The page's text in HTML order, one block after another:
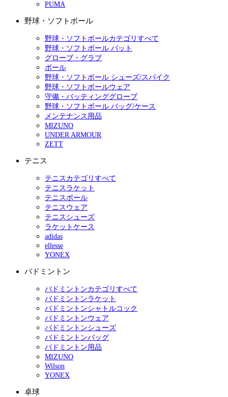
PUMA
野球・ソフトボール
野球・ソフトボールカテゴリすべて
野球・ソフトボール バット
グローブ・グラブ
ボール
野球・ソフトボール シューズ/スパイク
野球・ソフトボールウェア
守備・バッティンググローブ
野球・ソフトボール バッグ/ケース
メンテナンス用品
MIZUNO
UNDER ARMOUR
ZETT
テニス
テニスカテゴリすべて
テニスラケット
テニスボール
テニスウェア
テニスシューズ
ラケットケース
adidas
ellesse
YONEX
バドミントン
バドミントンカテゴリすべて
バドミントンラケット
バドミントンシャトルコック
バドミントンウェア
バドミントンシューズ
バドミントンバッグ
バドミントン用品
MIZUNO
Wilson
YONEX
卓球